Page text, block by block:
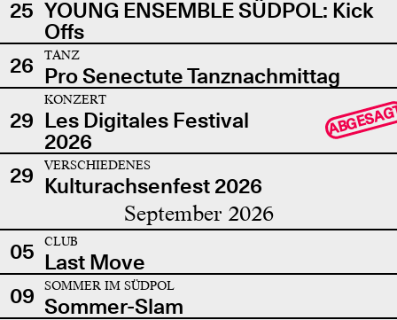
25 YOUNG ENSEMBLE SÜDPOL: Kick
Offs
26
TANZ
Pro Senectute Tanznachmittag
29
KONZERT
Les Digitales Festival
2026
29 VERSCHIEDENES
Kulturachsenfest 2026
September 2026
05 CLUB
Last Move
09
SOMMER IM SÜDPOL
Sommer-Slam